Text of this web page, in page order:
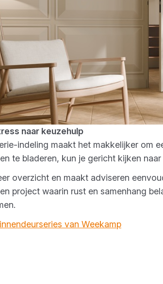
naar keuzehulp
indeling maakt het makkelijker om
te bladeren, kun je gericht kijken
overzicht en maakt adviseren
project waarin rust en samenhang
van Weekamp